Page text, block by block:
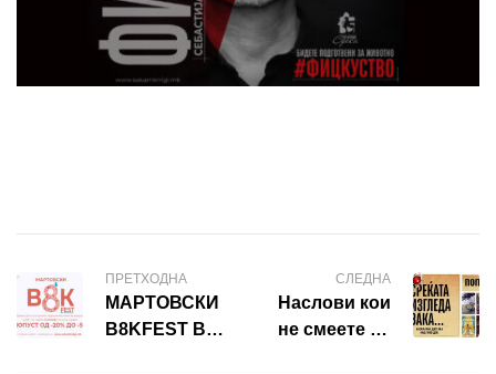
ПРЕТХОДНА
МАРТОВСКИ
B8KFEST ВО
СЛЕДНА
Наслови кои
не смеете да